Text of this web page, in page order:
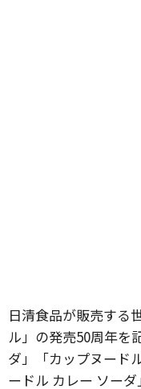
日清食品が販売する
ル」の発売50周年を
ダ」「カップヌード
ードル カレー ソー